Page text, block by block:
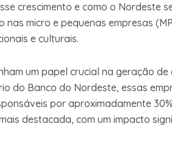
crescimento e como o Nordeste
nas micro e pequenas empresas
e culturais.
um papel crucial na geração
do Banco do Nordeste, essas
por aproximadamente
destacada, com um impacto